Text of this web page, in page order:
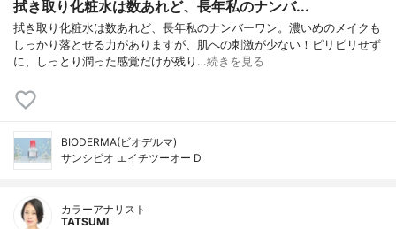
拭き取り化粧水は数あれど、長年私のナンバ...
拭き取り化粧水は数あれど、長年私のナンバーワン。濃いめのメイクも
しっかり落とせる力がありますが、肌への刺激が少ない！ピリピリせず
に、しっとり潤った感覚だけが残り…続きを見る
BIODERMA(ビオデルマ)
サンシビオ エイチツーオー D
カラーアナリスト
TATSUMI